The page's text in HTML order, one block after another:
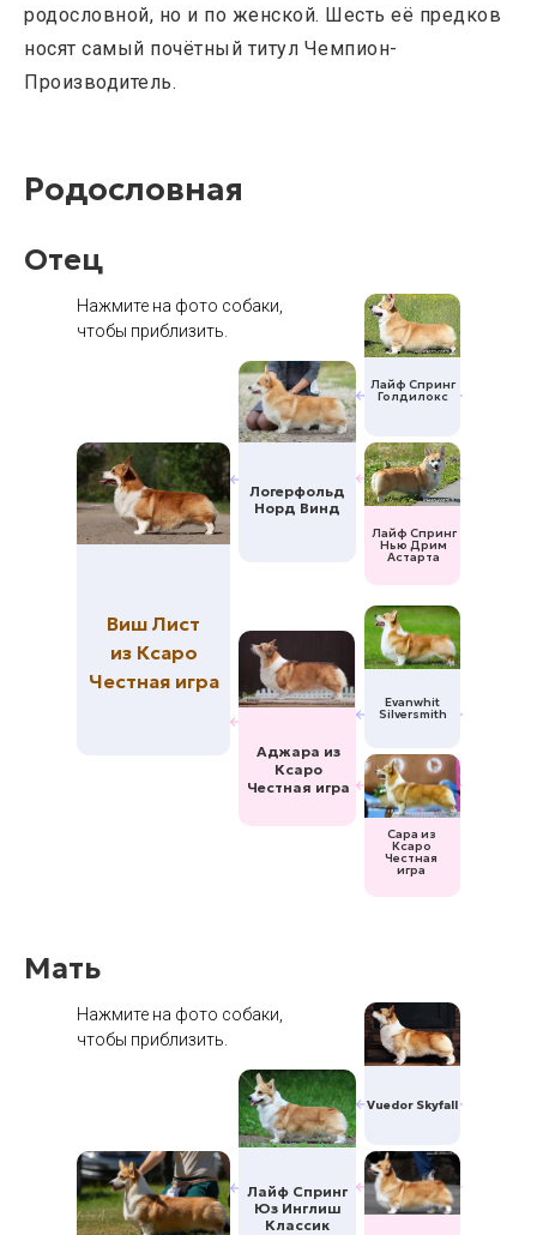
родословной, но и по женской. Шесть её предков
носят самый почётный титул Чемпион-
Производитель.
Родословная
Отец
Логерфольд
Норд Винд
Аджара из
Ксаро
Честная игра
Сара из
Ксаро
Честная
игра
Evanwhit
Silversmith
Лайф Спринг
Нью Дрим
Астарта
Лайф Спринг
Голдилокс
Виш Лист
из Ксаро
Честная игра
Нажмите на фото собаки,
чтобы приблизить.
Мать
Лайф Спринг
Юз Инглиш
Классик
Vuedor Skyfall
Нажмите на фото собаки,
чтобы приблизить.